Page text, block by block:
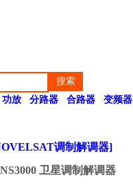
搜索
功放 分路器 合路器 变频器
调制解调器]
卫星调制解调器